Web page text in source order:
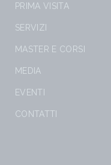
PRIMA VISITA
SERVIZI
MASTER E CORSI
MEDIA
EVENTI
CONTATTI